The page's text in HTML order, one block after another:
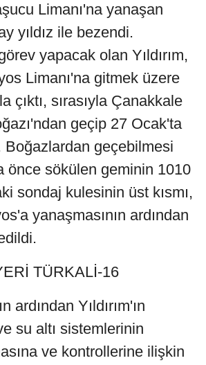
Limanı'na yanaşan
yıldız ile bezendi.
yapacak olan Yıldırım,
Limanı'na gitmek üzere
çıktı, sırasıyla Çanakkale
geçip 27 Ocak'ta
Boğazlardan geçebilmesi
önce sökülen geminin 1010
sondaj kulesinin üst kısmı,
yanaşmasının ardından
TÜRKALİ-16
ardından Yıldırım'ın
su altı sistemlerinin
ve kontrollerine ilişkin